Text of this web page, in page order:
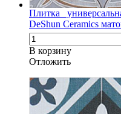
Плитка
DeShun Ceramics
В корзину
Oтложить